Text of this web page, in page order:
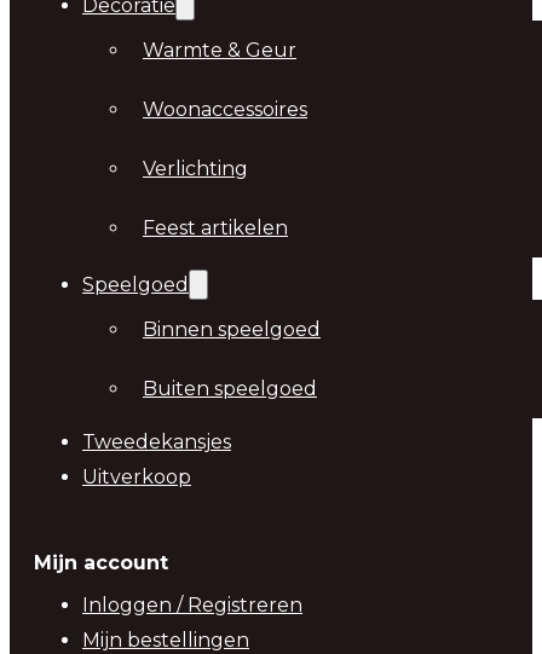
Decoratie
Warmte & Geur
Woonaccessoires
Verlichting
Feest artikelen
Speelgoed
Binnen speelgoed
Buiten speelgoed
Tweedekansjes
Uitverkoop
Mijn account
Inloggen / Registreren
Mijn bestellingen